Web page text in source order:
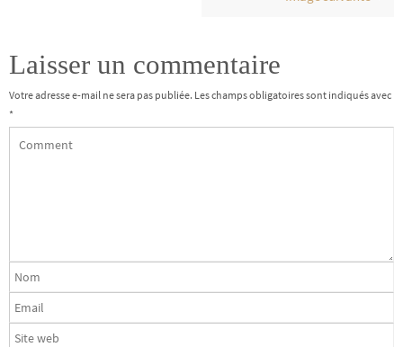
Laisser un commentaire
Votre adresse e-mail ne sera pas publiée. Les champs obligatoires sont indiqués avec
*